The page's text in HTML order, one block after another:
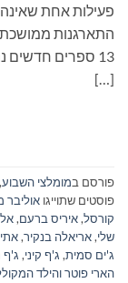
פעילות אחת
התארגנות
13 ספרים
[…]
פורסם במומלצי השבוע,
פוסטים שתוייגו אוליבר
קורסל,איריס ברעם,
שלי,אריאלה בנקיר,
ג'ים סמית, ג'ף קיני, ג'ף
הארי פוטר והילד